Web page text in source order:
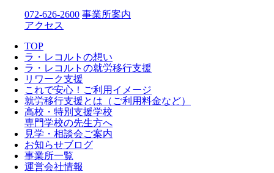
072-626-2600 事業所案内
アクセス
TOP
ラ・レコルトの想い
ラ・レコルトの就労移行支援
リワーク支援
これで安心！ご利用イメージ
就労移行支援とは（ご利用料金など）
高校・特別支援学校
専門学校の先生方へ
見学・相談会ご案内
お知らせブログ
事業所一覧
運営会社情報